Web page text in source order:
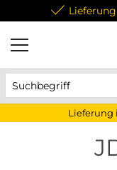
Lieferung